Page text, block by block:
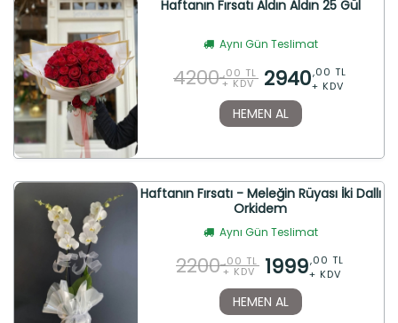
Haftanın Fırsatı Aldın Aldın 25 Gül
Aynı Gün Teslimat
4200 ,00 TL
+ KDV 2940,00 TL
+ KDV
HEMEN AL
Haftanın Fırsatı - Meleğin Rüyası İki Dallı
Orkidem
Aynı Gün Teslimat
2200 ,00 TL
+ KDV 1999,00 TL
+ KDV
HEMEN AL